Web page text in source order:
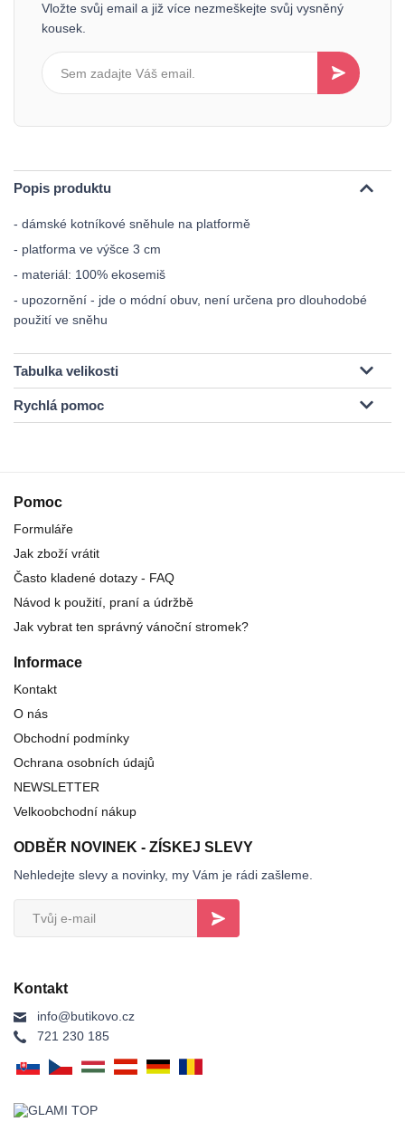
Vložte svůj email a již více nezmeškejte svůj vysněný
kousek.
Popis produktu
- dámské kotníkové sněhule na platformě
- platforma ve výšce 3 cm
- materiál: 100% ekosemiš
- upozornění - jde o módní obuv, není určena pro dlouhodobé
použití ve sněhu
Tabulka velikosti
Rychlá pomoc
Pomoc
Formuláře
Jak zboží vrátit
Často kladené dotazy - FAQ
Návod k použití, praní a údržbě
Jak vybrat ten správný vánoční stromek?
Informace
Kontakt
O nás
Obchodní podmínky
Ochrana osobních údajů
NEWSLETTER
Velkoobchodní nákup
ODBĚR NOVINEK - ZÍSKEJ SLEVY
Nehledejte slevy a novinky, my Vám je rádi zašleme.
Kontakt
info@butikovo.cz
721 230 185